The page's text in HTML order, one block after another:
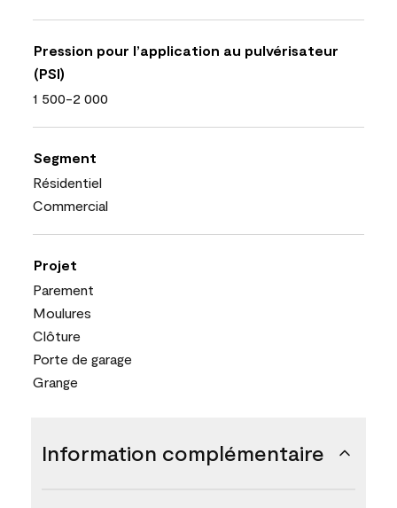
Pression pour l’application au pulvérisateur
(PSI)
1 500-2 000
Segment
Résidentiel
Commercial
Projet
Parement
Moulures
Clôture
Porte de garage
Grange
Information complémentaire